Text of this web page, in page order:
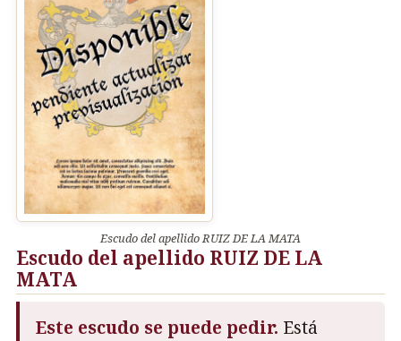
Escudo del apellido RUIZ DE LA MATA
Escudo del apellido RUIZ DE LA
MATA
Este escudo se puede pedir. Está